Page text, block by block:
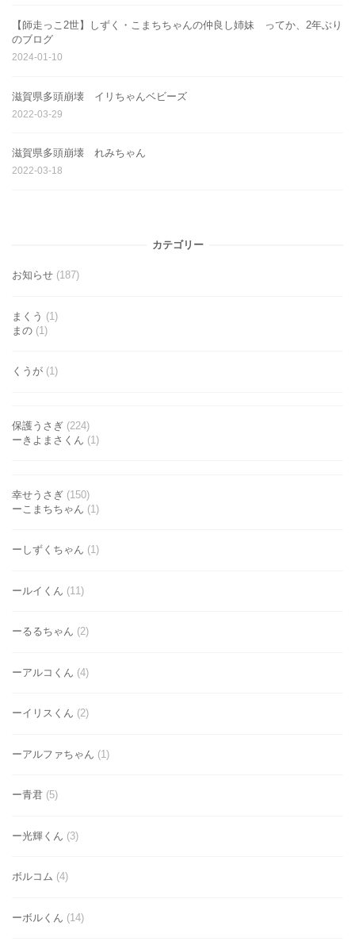
【師走っこ2世】しずく・こまちちゃんの仲良し姉妹 ってか、2年ぶり
のブログ
2024-01-10
滋賀県多頭崩壊 イリちゃんベビーズ
2022-03-29
滋賀県多頭崩壊 れみちゃん
2022-03-18
カテゴリー
お知らせ (187)
まくう (1)
まの (1)
くうが (1)
保護うさぎ (224)
ーきよまさくん (1)
幸せうさぎ (150)
ーこまちちゃん (1)
ーしずくちゃん (1)
ールイくん (11)
ーるるちゃん (2)
ーアルコくん (4)
ーイリスくん (2)
ーアルファちゃん (1)
ー青君 (5)
ー光輝くん (3)
ボルコム (4)
ーボルくん (14)